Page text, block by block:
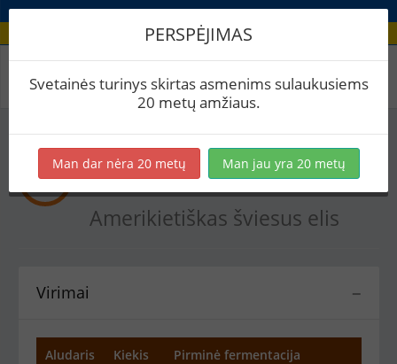
Recepto virimai
rudeninis elis
Amerikietiškas šviesus elis
−
Virimai
Aludaris Kiekis Pirminė fermentacija
PERSPĖJIMAS
Svetainės turinys skirtas asmenims sulaukusiems
20 metų amžiaus.
Man dar nėra 20 metų Man jau yra 20 metų